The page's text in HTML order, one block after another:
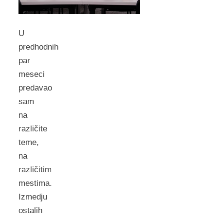
U
predhodnih
par
meseci
predavao
sam
na
različite
teme,
na
različitim
mestima.
Izmedju
ostalih